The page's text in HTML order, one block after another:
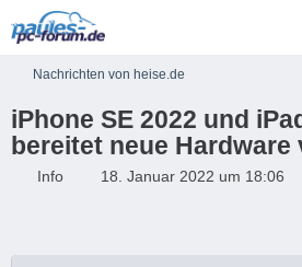
Nachrichten von heise.de
iPhone SE 2022 und
bereitet neue Hardware
Info 18. Januar 2022 um 18:06